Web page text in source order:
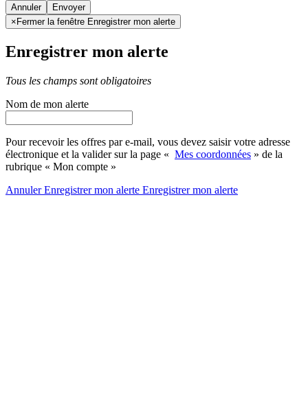
Annuler
× Fermer la fenêtre Enregistrer mon alerte
Enregistrer mon alerte
Tous les champs sont obligatoires
Nom de mon alerte
Pour recevoir les offres par e-mail, vous devez saisir votre adresse
électronique et la valider sur la page « Mes coordonnées » de la
rubrique « Mon compte »
AnnulerEnregistrer mon alerte Enregistrermon alerte